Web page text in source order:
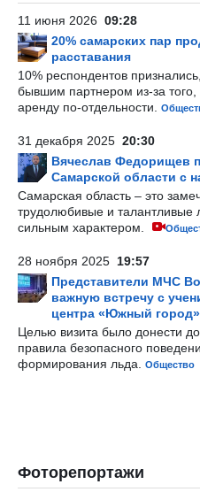
11 июня 2026 09:28
20% самарских пар
расставания
10% респондентов
бывшим партнером из-за того,
аренду по-отдельности.
31 декабря 2025 20:30
Вячеслав Федорищев
Самарской области с
Самарская область – это
трудолюбивые и
сильным характером.
28 ноября 2025 19:57
Представители МЧС
важную встречу с
центра «Южный город»
Целью визита было донести
правила безопасного
формирования льда.
Общество
Фоторепортажи